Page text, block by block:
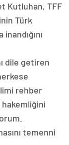
Kutluhan, TFF
Türk
dile getiren
rehber
temenni